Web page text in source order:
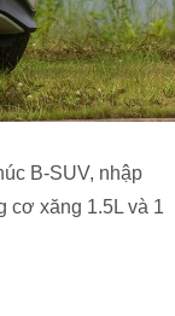
B-SUV, nhập
cơ xăng 1.5L và 1